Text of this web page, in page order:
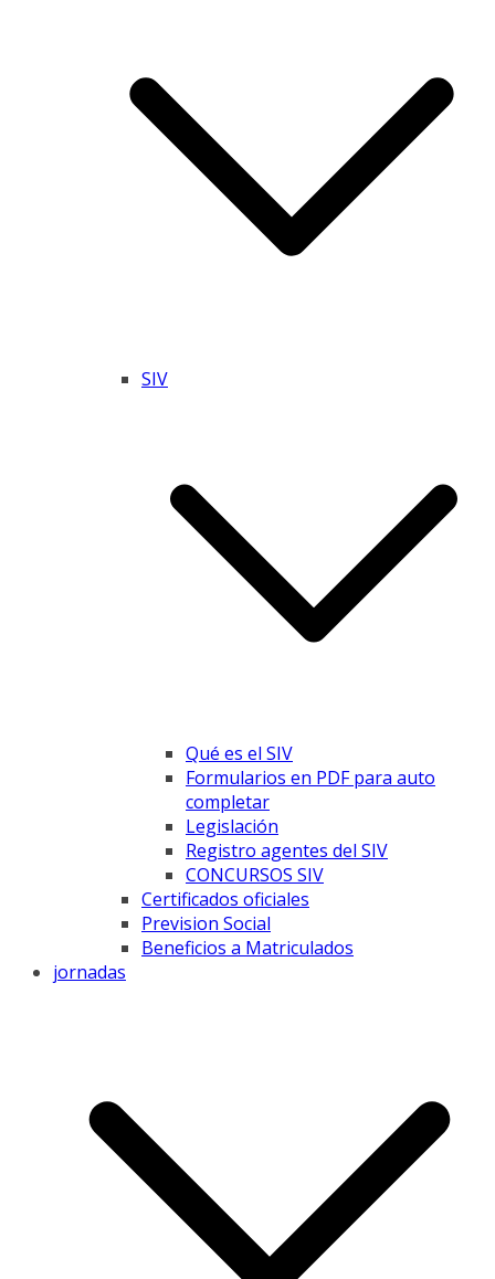
SIV
Qué es el SIV
Formularios en PDF para auto
completar
Legislación
Registro agentes del SIV
CONCURSOS SIV
Certificados oficiales
Prevision Social
Beneficios a Matriculados
jornadas